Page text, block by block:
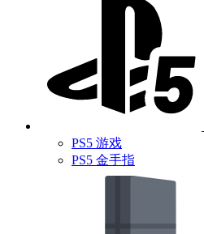
PS5 游戏
PS5 金手指